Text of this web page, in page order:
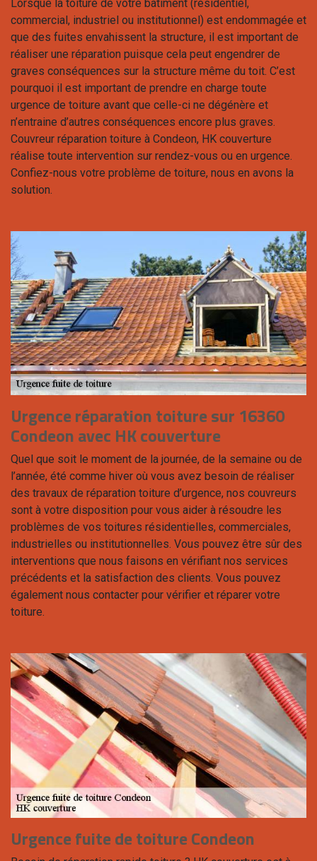
Lorsque la toiture de votre bâtiment (résidentiel,
commercial, industriel ou institutionnel) est endommagée et
que des fuites envahissent la structure, il est important de
réaliser une réparation puisque cela peut engendrer de
graves conséquences sur la structure même du toit. C’est
pourquoi il est important de prendre en charge toute
urgence de toiture avant que celle-ci ne dégénère et
n’entraine d’autres conséquences encore plus graves.
Couvreur réparation toiture à Condeon, HK couverture
réalise toute intervention sur rendez-vous ou en urgence.
Confiez-nous votre problème de toiture, nous en avons la
solution.
Urgence réparation toiture sur 16360
Condeon avec HK couverture
Quel que soit le moment de la journée, de la semaine ou de
l’année, été comme hiver où vous avez besoin de réaliser
des travaux de réparation toiture d’urgence, nos couvreurs
sont à votre disposition pour vous aider à résoudre les
problèmes de vos toitures résidentielles, commerciales,
industrielles ou institutionnelles. Vous pouvez être sûr des
interventions que nous faisons en vérifiant nos services
précédents et la satisfaction des clients. Vous pouvez
également nous contacter pour vérifier et réparer votre
toiture.
Urgence fuite de toiture Condeon